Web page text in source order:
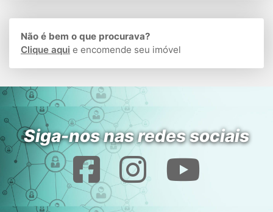
Não é bem o que procurava?
Clique aqui e encomende seu imóvel
Siga-nos nas redes sociais